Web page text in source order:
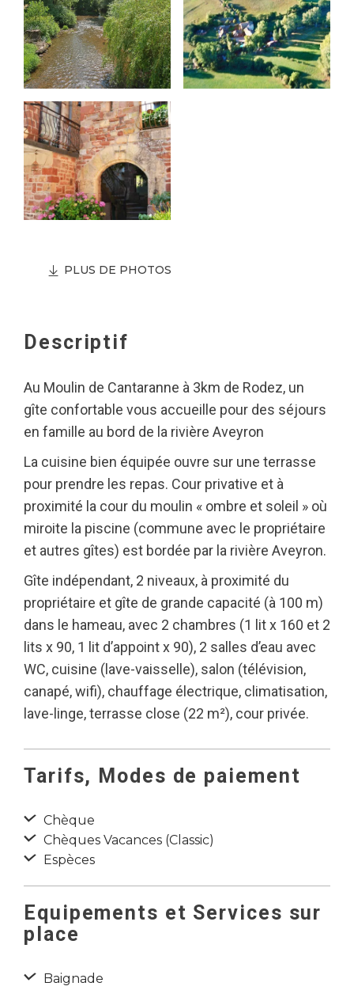
PLUS DE PHOTOS
Descriptif
Au Moulin de Cantaranne à 3km de Rodez, un
gîte confortable vous accueille pour des séjours
en famille au bord de la rivière Aveyron
La cuisine bien équipée ouvre sur une terrasse
pour prendre les repas. Cour privative et à
proximité la cour du moulin « ombre et soleil » où
miroite la piscine (commune avec le propriétaire
et autres gîtes) est bordée par la rivière Aveyron.
Gîte indépendant, 2 niveaux, à proximité du
propriétaire et gîte de grande capacité (à 100 m)
dans le hameau, avec 2 chambres (1 lit x 160 et 2
lits x 90, 1 lit d’appoint x 90), 2 salles d’eau avec
WC, cuisine (lave-vaisselle), salon (télévision,
canapé, wifi), chauffage électrique, climatisation,
lave-linge, terrasse close (22 m²), cour privée.
Tarifs, Modes de paiement
Chèque
Chèques Vacances (Classic)
Espèces
Equipements et Services sur
place
Baignade